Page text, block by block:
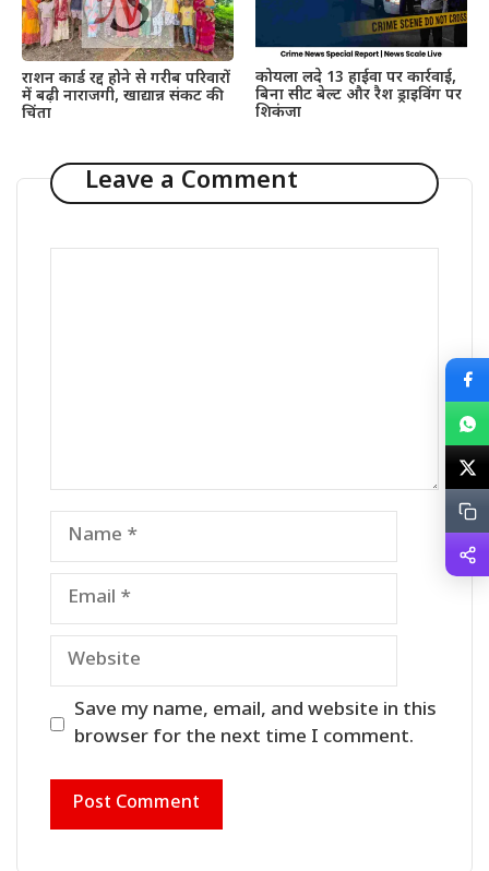
राशन कार्ड रद्द होने से गरीब परिवारों
में बढ़ी नाराजगी, खाद्यान्न संकट की
चिंता
कोयला लदे 13 हाईवा पर कार्रवाई,
बिना सीट बेल्ट और रैश ड्राइविंग पर
शिकंजा
Leave a Comment
Name
Email
Website
Save my name, email, and website in this
browser for the next time I comment.